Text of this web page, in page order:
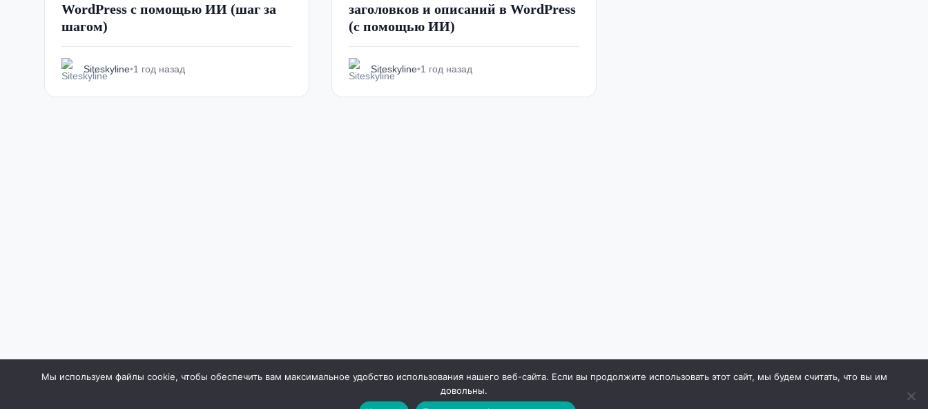
WordPress с помощью ИИ (шаг за
шагом)
Siteskyline•1 год назад
заголовков и описаний в WordPress
(с помощью ИИ)
Siteskyline•1 год назад
Мы используем файлы cookie, чтобы обеспечить вам максимальное удобство использования нашего веб-сайта. Если вы продолжите использовать этот сайт, мы будем считать, что вы им
довольны.